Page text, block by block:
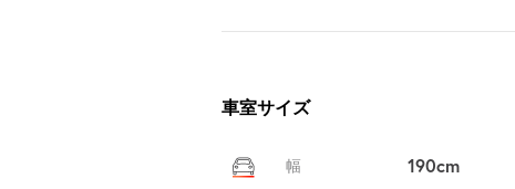
車室サイズ
幅 190cm